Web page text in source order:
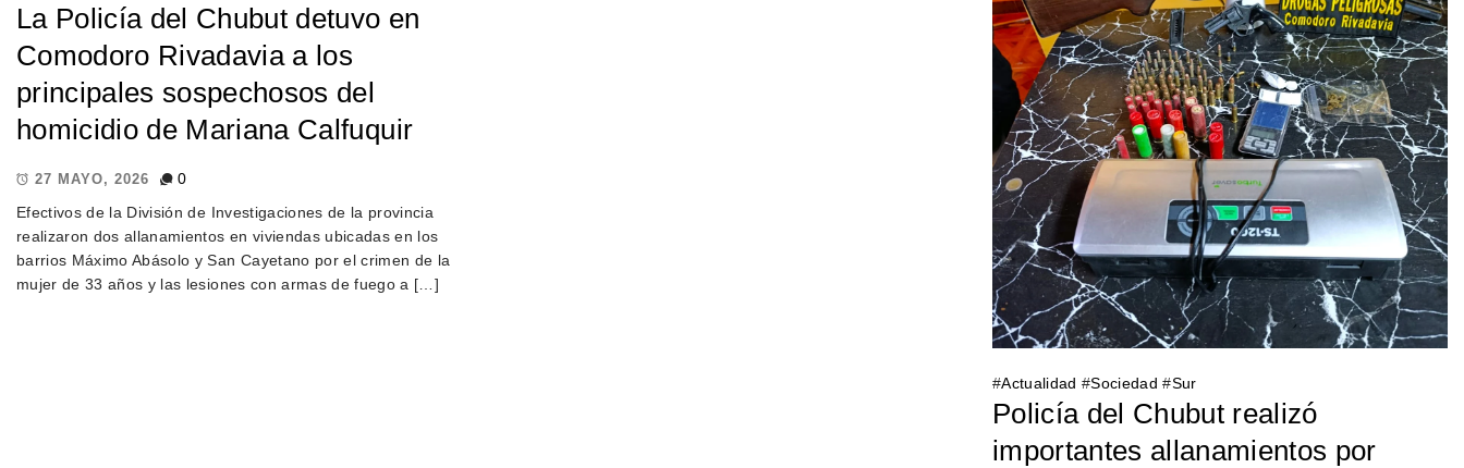
La Policía del Chubut detuvo en
Comodoro Rivadavia a los
principales sospechosos del
homicidio de Mariana Calfuquir
27 MAYO, 2026
0
Efectivos de la División de Investigaciones de la provincia
realizaron dos allanamientos en viviendas ubicadas en los
barrios Máximo Abásolo y San Cayetano por el crimen de la
mujer de 33 años y las lesiones con armas de fuego a […]
#Actualidad #Sociedad #Sur
Policía del Chubut realizó
importantes allanamientos por